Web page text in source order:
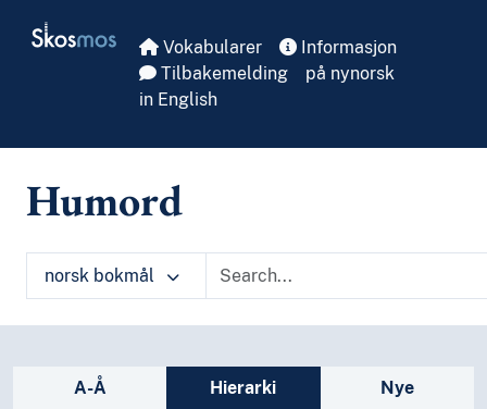
Skosmos Vokabularer
Informasjon
Tilbakemelding
på nynorsk
in English
Humord
norsk bokmål
Sidefelt: navigér i vokabularet på ulike
A-Å Hierarki Nye
Folkegrupper
Formtermer